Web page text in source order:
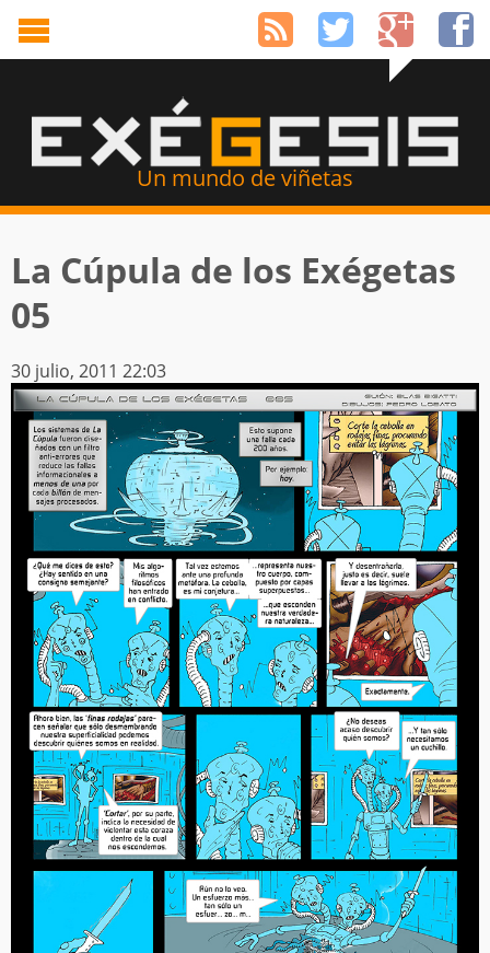
Un mundo de viñetas
La Cúpula de los Exégetas
05
30 julio, 2011 22:03